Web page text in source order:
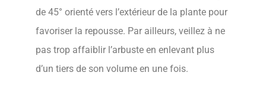
de 45° orienté vers l’extérieur de la plante pour
favoriser la repousse. Par ailleurs, veillez à ne
pas trop affaiblir l’arbuste en enlevant plus
d’un tiers de son volume en une fois.